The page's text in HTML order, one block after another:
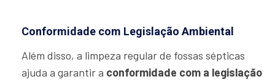
Conformidade com Legislação Ambiental
Além disso, a limpeza regular de fossas sépticas
ajuda a garantir a conformidade com a legislação